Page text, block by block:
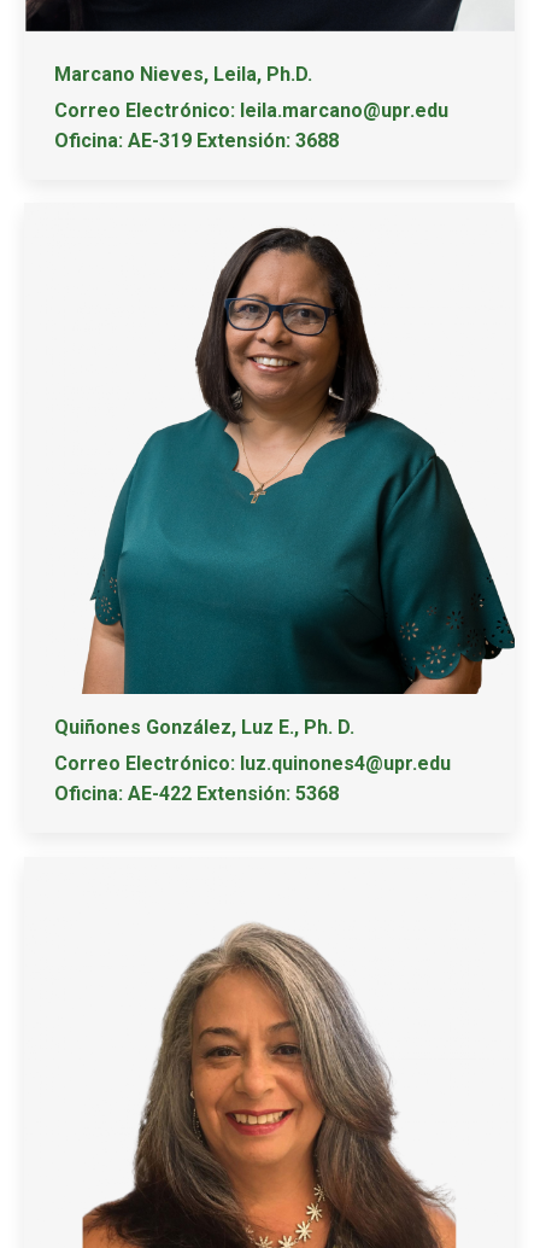
Marcano Nieves, Leila, Ph.D.
Correo Electrónico: leila.marcano@upr.edu
Oficina: AE-319 Extensión: 3688
Quiñones González, Luz E., Ph. D.
Correo Electrónico: luz.quinones4@upr.edu
Oficina: AE-422 Extensión: 5368